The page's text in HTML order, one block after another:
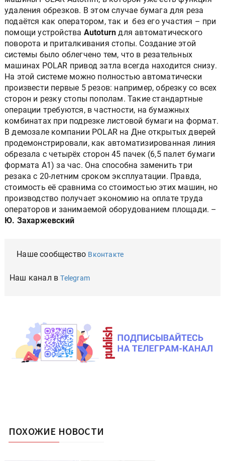
удаления обрезков. В этом случае бумага для реза
подаётся как оператором, так и без его участия – при
помощи устройства Autoturn для автоматического
поворота и приталкивания стопы. Создание этой
системы было облегчено тем, что в резательных
машинах POLAR привод затла всегда находится снизу.
На этой системе можно полностью автоматически
произвести первые 5 резов: например, обрезку со всех
сторон и резку стопы пополам. Такие стандартные
операции требуются, в частности, на бумажных
комбинатах при подрезке листовой бумаги на формат.
В демозале компании POLAR на Дне открытых дверей
продемонстрировали, как автоматизированная линия
обрезала с четырёх сторон 45 пачек (6,5 палет бумаги
формата А1) за час. Она способна заменить три
резака с 20-летним сроком эксплуатации. Правда,
стоимость её сравнима со стоимостью этих машин, но
производство получает экономию на оплате труда
операторов и занимаемой оборудованием площади. –
Ю. Захаржевский
Наше сообщество Вконтакте
Наш канал вTelegram
ПОХОЖИЕ НОВОСТИ